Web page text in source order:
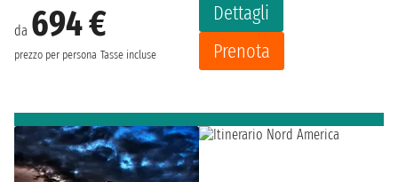
da 694 €
prezzo per persona Tasse incluse
Dettagli
Prenota